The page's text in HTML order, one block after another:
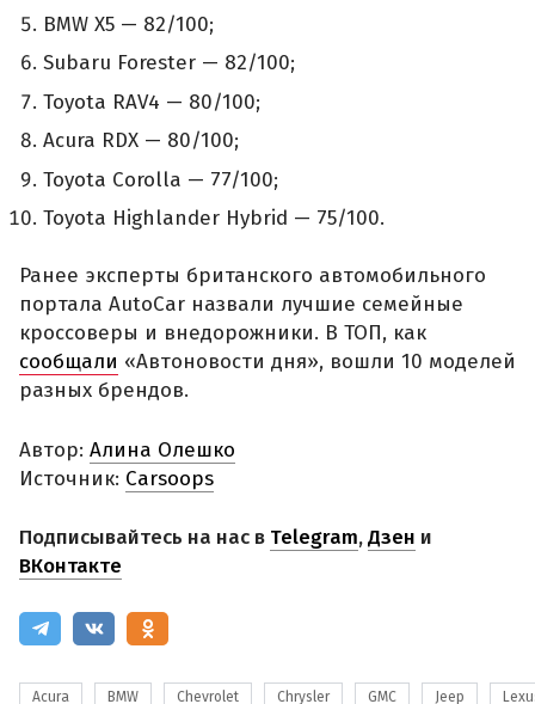
BMW X5 — 82/100;
Subaru Forester — 82/100;
Toyota RAV4 — 80/100;
Acura RDX — 80/100;
Toyota Corolla — 77/100;
Toyota Highlander Hybrid — 75/100.
Ранее эксперты британского автомобильного
портала AutoCar назвали лучшие семейные
кроссоверы и внедорожники. В ТОП, как
сообщали «Автоновости дня», вошли 10 моделей
разных брендов.
Автор: Алина Олешко
Источник: Carsoops
Подписывайтесь на нас в Telegram,Дзен и
ВКонтакте
Acura BMW Chevrolet Chrysler GMC Jeep